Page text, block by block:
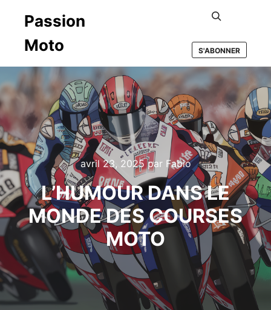
Passion
Moto
S'ABONNER
avril 23, 2025 par Fabio
L’HUMOUR DANS LE
MONDE DES COURSES
MOTO